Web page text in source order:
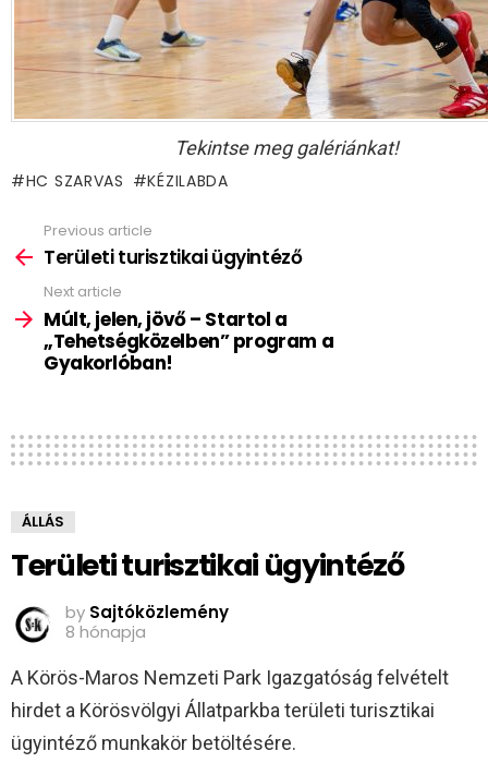
Tekintse meg galériánkat!
HC SZARVAS KÉZILABDA
more
Previous article
Területi turisztikai ügyintéző
Next article
Múlt, jelen, jövő – Startol a
„Tehetségközelben” program a
Gyakorlóban!
ÁLLÁS
Területi turisztikai ügyintéző
by Sajtóközlemény
8 hónapja
A Körös-Maros Nemzeti Park Igazgatóság felvételt
hirdet a Körösvölgyi Állatparkba területi turisztikai
ügyintéző munkakör betöltésére.